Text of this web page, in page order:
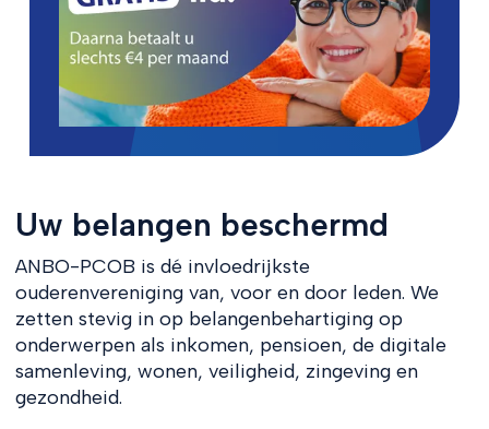
Uw belangen beschermd
ANBO-PCOB is dé invloedrijkste
ouderenvereniging van, voor en door leden. We
zetten stevig in op belangenbehartiging op
onderwerpen als inkomen, pensioen, de digitale
samenleving, wonen, veiligheid, zingeving en
gezondheid.